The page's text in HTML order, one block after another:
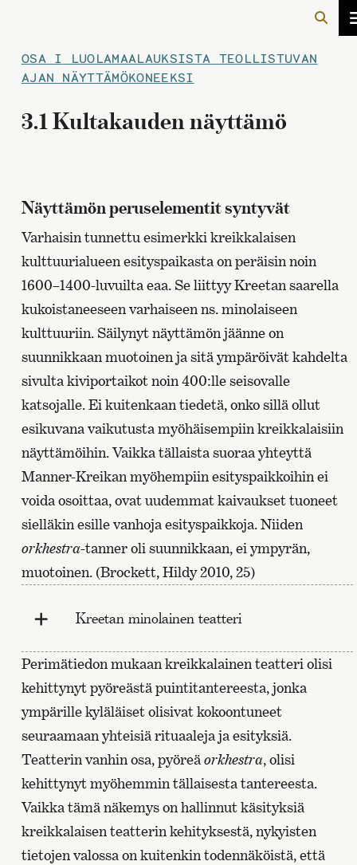
OSA I
LUOLAMAALAUKSISTA TEOLLISTUVAN
AJAN NÄYTTÄMÖKONEEKSI
3.1 Kultakauden näyttämö
Näyttämön peruselementit syntyvät
Varhaisin tunnettu esimerkki kreikkalaisen
kulttuurialueen esityspaikasta on peräisin noin
1600–1400-luvuilta eaa. Se liittyy Kreetan saarella
kukoistaneeseen varhaiseen ns. minolaiseen
kulttuuriin. Säilynyt näyttämön jäänne on
suunnikkaan muotoinen ja sitä ympäröivät kahdelta
sivulta kiviportaikot noin 400:lle seisovalle
katsojalle. Ei kuitenkaan tiedetä, onko sillä ollut
esikuvana vaikutusta myöhäisempiin kreikkalaisiin
näyttämöihin. Vaikka tällaista suoraa yhteyttä
Manner-Kreikan myöhempiin esityspaikkoihin ei
voida osoittaa, ovat uudemmat kaivaukset tuoneet
sielläkin esille vanhoja esityspaikkoja. Niiden
orkhestra-tanner oli suunnikkaan, ei ympyrän,
muotoinen. (Brockett, Hildy 2010, 25)
Kreetan minolainen teatteri
Perimätiedon mukaan kreikkalainen teatteri olisi
kehittynyt pyöreästä puintitantereesta, jonka
ympärille kyläläiset olisivat kokoontuneet
seuraamaan yhteisiä rituaaleja ja esityksiä.
Teatterin vanhin osa, pyöreäorkhestra, olisi
kehittynyt myöhemmin tällaisesta tantereesta.
Vaikka tämä näkemys on hallinnut käsityksiä
kreikkalaisen teatterin kehityksestä, nykyisten
tietojen valossa on kuitenkin todennäköistä, että